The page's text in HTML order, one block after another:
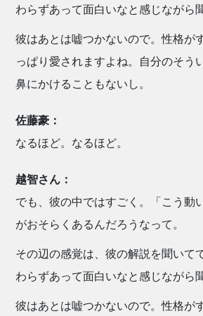
わらずあって面白いなと感じながら
彼はあとは嘘つかないので。性格が
っぱり愛されますよね。自分のそう
鼻にかけることもないし。
佐藤豪：
なるほど。なるほど。
越智さん：
でも、彼の中ではすごく。「こう動
がおそらくあるんだろうなって。
その辺の感覚は、彼の解説を聞いて
わらずあって面白いなと感じながら
彼はあとは嘘つかないので。性格が